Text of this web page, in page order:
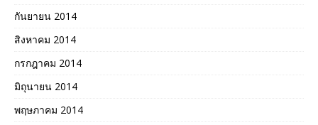
กันยายน 2014
สิงหาคม 2014
กรกฎาคม 2014
มิถุนายน 2014
พฤษภาคม 2014